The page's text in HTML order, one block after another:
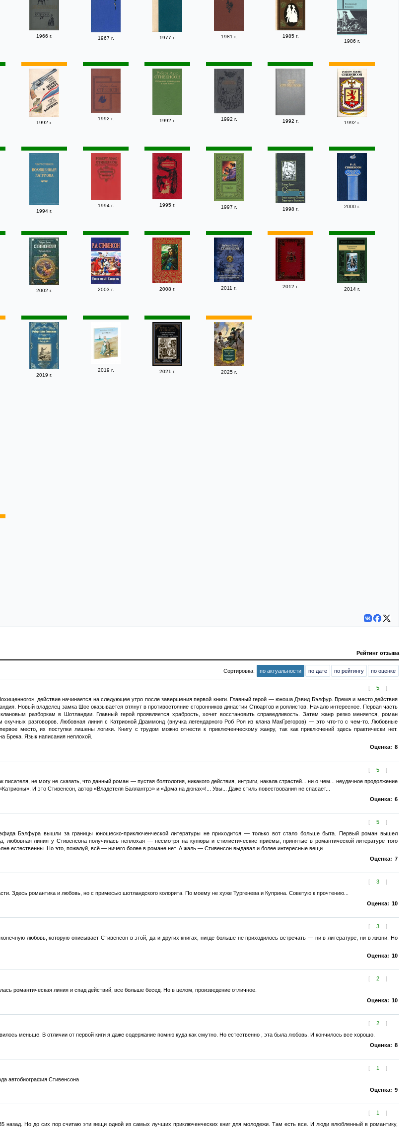
1966 г. 1967 г. 1977 г. 1981 г.
1985 г.
1986 г.
1992 г.
1992 г. 1992 г. 1992 г. 1992 г. 1992 г.
1994 г.
1994 г. 1995 г. 1997 г. 1998 г. 2000 г.
2002 г. 2003 г. 2008 г. 2011 г. 2012 г. 2014 г.
2019 г.
2019 г. 2021 г. 2025 г.
Рейтинг отзыва
Сортировка: по актуальности по дате по рейтингу по оценке
[ 5 ]
действие начинается на следующее утро после завершения первой книги. Главный герой — юноша Дэвид Бэлфур. Время и место действия
Новый владелец замка Шос оказывается втянут в противостояние сторонников династии Стюартов и роялистов. Начало интересное. Первая часть
разборкам в Шотландии. Главный герой проявляется храбрость, хочет восстановить справедливость. Затем жанр резко меняется, роман
разговоров. Любовная линия с Катрионой Драммонд (внучка легендарного Роб Роя из клана МакГрегоров) — это что-то с чем-то. Любовные
место, их поступки лишены логики. Книгу с трудом можно отнести к приключенческому жанру, так как приключений здесь практически нет.
Брека. Язык написания неплохой.
Оценка: 8
[ 5 ]
писателя, не могу не сказать, что данный роман — пустая болтология, никакого действия, интриги, накала страстей... ни о чем... неудачное продолжение
И это Стивенсон, автор «Владетеля Баллантрэ» и «Дома на дюнах«!... Увы... Даже стиль повествования не спасает...
Оценка: 6
[ 5 ]
Бэлфура вышли за границы юношеско-приключенческой литературы не приходится — только вот стало больше быта. Первый роман вышел
любовная линия у Стивенсона получилась неплохая — несмотря на купюры и стилистические приёмы, принятые в романтической литературе того
естественны. Но это, пожалуй, всё — ничего более в романе нет. А жаль — Стивенсон выдавал и более интересные вещи.
Оценка: 7
[ 3 ]
Здесь романтика и любовь, но с примесью шотландского колорита. По моему не хуже Тургенева и Куприна. Советую к прочтению...
Оценка: 10
[ 3 ]
любовь, которую описывает Стивенсон в этой, да и других книгах, нигде больше не приходилось встречать — ни в литературе, ни в жизни. Но
Оценка: 10
[ 2 ]
романтическая линия и спад действий, все больше бесед. Но в целом, произведение отличное.
Оценка: 10
[ 2 ]
меньше. В отличии от первой киги я даже содержание помню куда как смутно. Но естественно , эта была любовь. И кончилось все хорошо.
Оценка: 8
[ 1 ]
автобиография Стивенсона
Оценка: 9
[ 1 ]
назад. Но до сих пор считаю эти вещи одной из самых лучших приключенческих книг для молодежи. Там есть все. И люди влюбленный в романтику,